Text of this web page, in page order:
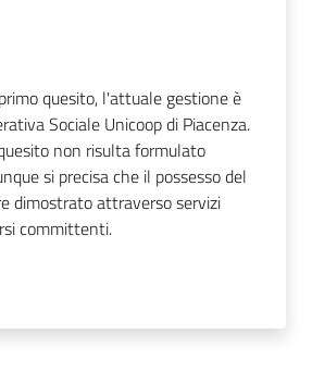
quesito, l'attuale gestione è
Sociale Unicoop di Piacenza.
non risulta formulato
si precisa che il possesso del
dimostrato attraverso servizi
committenti.